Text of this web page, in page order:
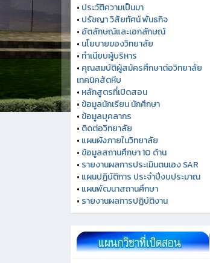
• ประวัติความเป็นมา
• ปรัชญา วิสัยทัศน์ พันธกิจ
• อัตลักษณ์และเอกลักษณ์
• นโยบายของวิทยาลัย
• ทำเนียบผู้บริหาร
• คุณสมบัติผู้สมัครศึกษาต่อวิทยาลัย
เทคนิคสัตหีบ
• หลักสูตรที่เปิดสอน
• ข้อมูลนักเรียน นักศึกษา
• ข้อมูลบุคลากร
• ติดต่อวิทยาลัย
• แผนผังภายในวิทยาลัย
• ข้อมูลสถานศึกษา 10 ด้าน
• รายงานผลการประเมินตนเอง SAR
• แผนปฏิบัติการ ประจำปีงบประมาณ
• แผนพัฒนาสถานศึกษา
• รายงานผลการปฏิบัติงาน